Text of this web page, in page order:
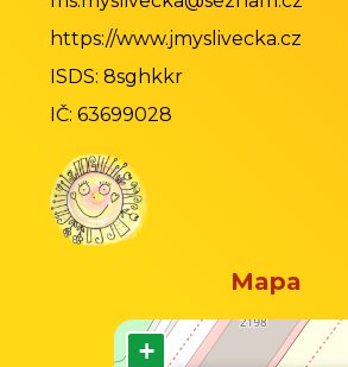
https://www.jmyslivecka.cz
ISDS: 8sghkkr
IČ: 63699028
Mapa
+